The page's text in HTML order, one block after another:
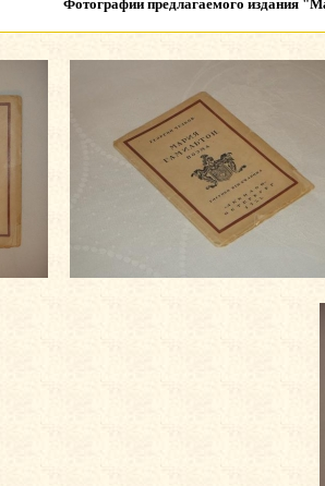
Фотографии предлагаемого издания